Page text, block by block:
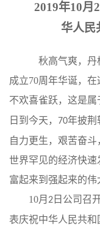
动
态
产
品
2019年10月
华人民
秋高气爽，丹
成立70周年华诞， 在
不欢喜雀跃，这是属
日到今天， 70年披荆
自力更生，艰苦奋
世界罕见的经济快速
富起来到强起来的伟
10月 2 日公司召
表庆祝中华人民共和